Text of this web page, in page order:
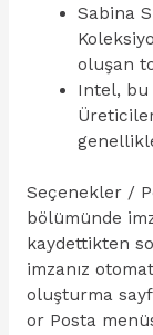
Sabina
oluşan
Intel, bu
Seçenekler /
bölümünde
kaydettikten
imzanız
oluşturma
or Posta